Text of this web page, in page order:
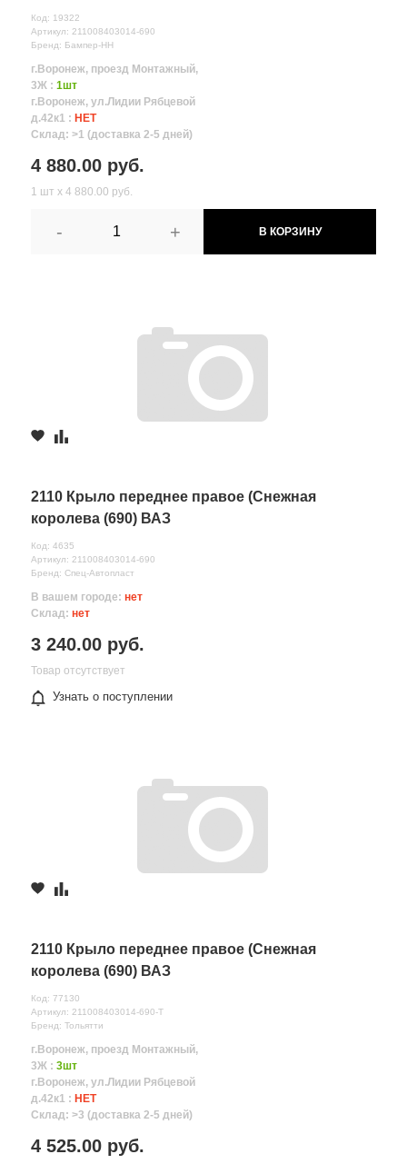
Код: 19322
Артикул: 211008403014-690
Бренд: Бампер-НН
г.Воронеж, проезд Монтажный,
3Ж : 1шт
г.Воронеж, ул.Лидии Рябцевой
д.42к1 : НЕТ
Склад: >1 (доставка 2-5 дней)
4 880.00 руб.
1 шт х 4 880.00 руб.
- + В КОРЗИНУ
2110 Крыло переднее правое (Снежная
королева (690) ВАЗ
Код: 4635
Артикул: 211008403014-690
Бренд: Спец-Автопласт
В вашем городе: нет
Склад: нет
3 240.00 руб.
Товар отсутствует
Узнать о поступлении
2110 Крыло переднее правое (Снежная
королева (690) ВАЗ
Код: 77130
Артикул: 211008403014-690-Т
Бренд: Тольятти
г.Воронеж, проезд Монтажный,
3Ж : 3шт
г.Воронеж, ул.Лидии Рябцевой
д.42к1 : НЕТ
Склад: >3 (доставка 2-5 дней)
4 525.00 руб.